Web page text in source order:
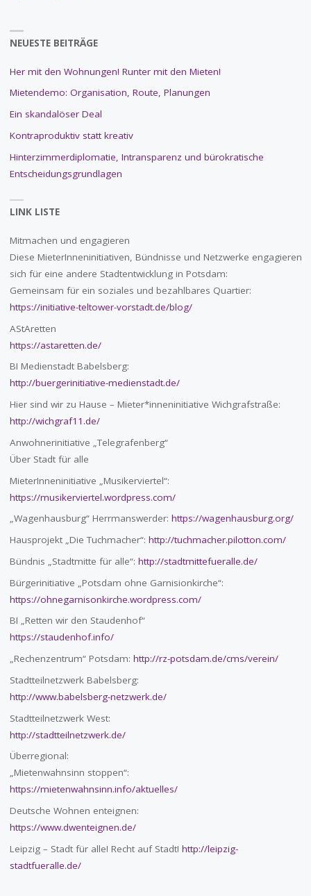
NEUESTE BEITRÄGE
Her mit den Wohnungen! Runter mit den Mieten!
Mietendemo: Organisation, Route, Planungen
Ein skandalöser Deal
Kontraproduktiv statt kreativ
Hinterzimmerdiplomatie, Intransparenz und bürokratische
Entscheidungsgrundlagen
LINK LISTE
Mitmachen und engagieren
Diese MieterInneninitiativen, Bündnisse und Netzwerke engagieren
sich für eine andere Stadtentwicklung in Potsdam:
Gemeinsam für ein soziales und bezahlbares Quartier:
https://initiative-teltower-vorstadt.de/blog/
AStAretten
https://astaretten.de/
BI Medienstadt Babelsberg:
http://buergerinitiative-medienstadt.de/
Hier sind wir zu Hause – Mieter*inneninitiative Wichgrafstraße:
http://wichgraf11.de/
Anwohnerinitiative „Telegrafenberg“
Über Stadt für alle
MieterInneninitiative „Musikerviertel“:
https://musikerviertel.wordpress.com/
„Wagenhausburg“ Herrmanswerder: https://wagenhausburg.org/
Hausprojekt „Die Tuchmacher“: http://tuchmacher.pilotton.com/
Bündnis „Stadtmitte für alle“: http://stadtmittefueralle.de/
Bürgerinitiative „Potsdam ohne Garnisionkirche“:
https://ohnegarnisonkirche.wordpress.com/
BI „Retten wir den Staudenhof“
https://staudenhof.info/
„Rechenzentrum“ Potsdam: http://rz-potsdam.de/cms/verein/
Stadtteilnetzwerk Babelsberg:
http://www.babelsberg-netzwerk.de/
Stadtteilnetzwerk West:
http://stadtteilnetzwerk.de/
Überregional:
„Mietenwahnsinn stoppen“:
https://mietenwahnsinn.info/aktuelles/
Deutsche Wohnen enteignen:
https://www.dwenteignen.de/
Leipzig – Stadt für alle! Recht auf Stadt! http://leipzig-
stadtfueralle.de/